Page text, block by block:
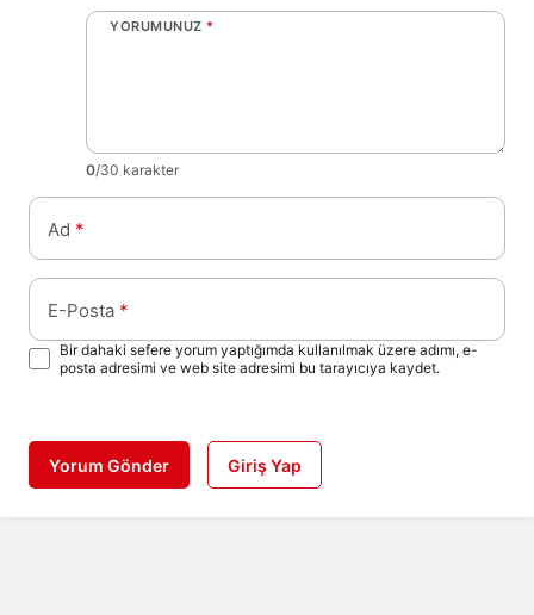
YORUMUNUZ *
0/30 karakter
Ad *
E-Posta *
Bir dahaki sefere yorum yaptığımda kullanılmak üzere adımı, e-
posta adresimi ve web site adresimi bu tarayıcıya kaydet.
Yorum Gönder Giriş Yap